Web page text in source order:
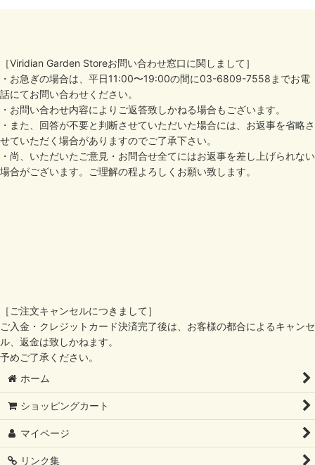
［Viridian Garden Storeお問い合わせ窓口に関しまして］
・お急ぎの場合は、平日11:00〜19:00の間に03-6809-7558までお電
話にてお問い合わせください。
・お問い合わせ内容によりご返答致しかねる場合もございます。
・また、回答が不要と判断させていただいた場合には、お返事を省略さ
せていただく場合がありますのでご了承下さい。
・尚、いただいたご意見・お問合せ全てにはお返事を差し上げられない
場合がございます。ご理解の程よろしくお願い致します。
［ご注文キャンセルにつきまして］
ご入金・クレジットカード決済完了後は、お客様の都合によるキャンセ
ル、返金は致しかねます。
予めご了承ください。
ホーム
ショッピングカート
マイページ
リンク集